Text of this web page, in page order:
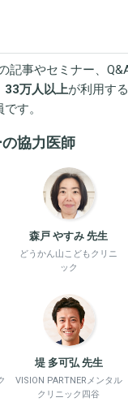
記事やセミナー、
33万人以上が利用す
す。
協力医師
森戸 やすみ 先生
どうかん山こどもクリニ
ック
堤 多可弘 先生
VISION PARTNERメンタル
クリニック四谷